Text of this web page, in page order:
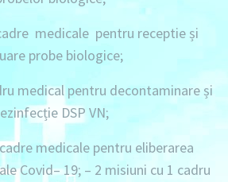
medicalepentru receptie și
probe biologice;
medicalpentru decontaminare și
DSP VN;
medicale pentru eliberarea
Covid– 19; – 2 misiuni cu 1 cadru